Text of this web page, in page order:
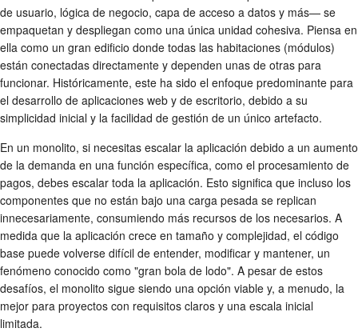
de usuario, lógica de negocio, capa de acceso a datos y más— se
empaquetan y despliegan como una única unidad cohesiva. Piensa en
ella como un gran edificio donde todas las habitaciones (módulos)
están conectadas directamente y dependen unas de otras para
funcionar. Históricamente, este ha sido el enfoque predominante para
el desarrollo de aplicaciones web y de escritorio, debido a su
simplicidad inicial y la facilidad de gestión de un único artefacto.
En un monolito, si necesitas escalar la aplicación debido a un aumento
de la demanda en una función específica, como el procesamiento de
pagos, debes escalar toda la aplicación. Esto significa que incluso los
componentes que no están bajo una carga pesada se replican
innecesariamente, consumiendo más recursos de los necesarios. A
medida que la aplicación crece en tamaño y complejidad, el código
base puede volverse difícil de entender, modificar y mantener, un
fenómeno conocido como "gran bola de lodo". A pesar de estos
desafíos, el monolito sigue siendo una opción viable y, a menudo, la
mejor para proyectos con requisitos claros y una escala inicial
limitada.